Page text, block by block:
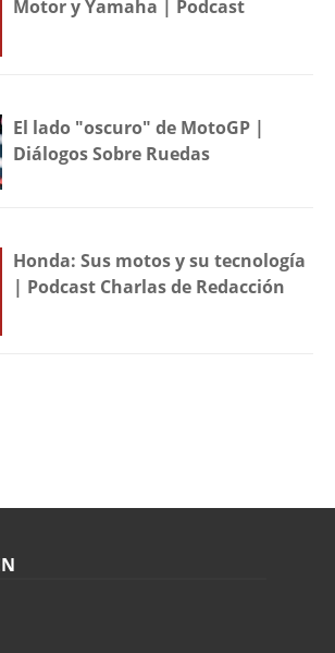
Motor y Yamaha | Podcast
El lado "oscuro" de MotoGP |
Diálogos Sobre Ruedas
Honda: Sus motos y su tecnología
| Podcast Charlas de Redacción